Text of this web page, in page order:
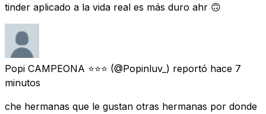
tinder aplicado a la vida real es más duro ahr 🙃
Popi CAMPEONA ⭐⭐⭐ (@Popinluv_) reportó hace 7
minutos
che hermanas que le gustan otras hermanas por donde